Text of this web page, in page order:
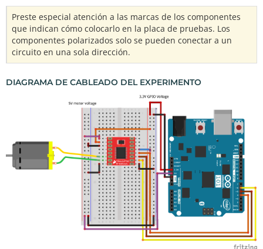
Preste especial atención a las marcas de los componentes
que indican cómo colocarlo en la placa de pruebas. Los
componentes polarizados solo se pueden conectar a un
circuito en una sola dirección.
DIAGRAMA DE CABLEADO DEL EXPERIMENTO